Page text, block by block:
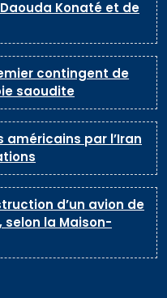
Konaté et de
contingent de
saoudite
américains par l’Iran
d’un avion de
selon la Maison-